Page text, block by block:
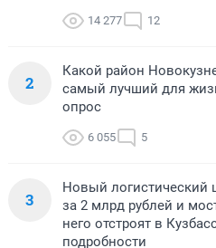
14 277 12
2
Какой район
самый лучший для
опрос
6 055 5
3
Новый логистический
за 2 млрд рублей и
него отстроят в
подробности